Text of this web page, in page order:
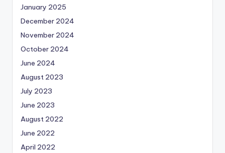
January 2025
December 2024
November 2024
October 2024
June 2024
August 2023
July 2023
June 2023
August 2022
June 2022
April 2022